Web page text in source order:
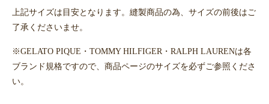
上記サイズは目安となります。縫製商品の為、サイズの前後はご
了承くださいませ。
※GELATO PIQUE・TOMMY HILFIGER・RALPH LAURENは各
ブランド規格ですので、商品ページのサイズを必ずご参照くださ
い。